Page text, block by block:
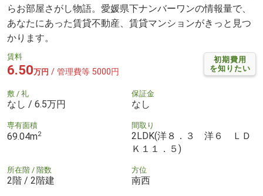
らお部屋さがし物語。愛媛県下ナンバーワンの情報量で、
あなたにあった賃貸不動産、賃貸マンションがきっと見つ
かります。
初期費用
を知りたい
賃料
6.50万円 / 管理費等 5000円
敷 / 礼
なし / 6.5万円
保証金
なし
専有面積
69.04m2
間取り
2LDK(洋８．３ 洋６ ＬＤ
Ｋ１１．５)
所在階 / 階数
2階 / 2階建
方位
南西